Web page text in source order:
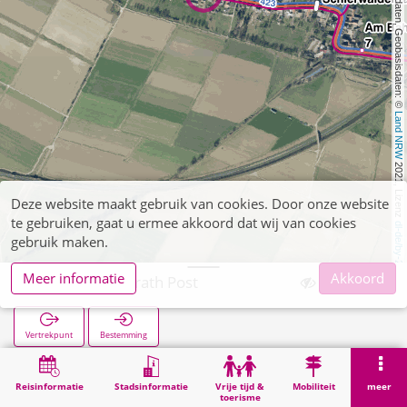
, Kartendaten, Geobasisdaten: ©
Land NRW
2021, Lizenz
dl-de/by-2-0
Reisinformatie Stadsinformatie
Vrije tijd &
toerisme
Mobiliteit meer
Schierwaldenrath Post
Vertrekpunt Bestemming
Zoekopracht Schierwaldenrath Post
Deze website maakt gebruik van cookies. Door onze website
te gebruiken, gaat u ermee akkoord dat wij van cookies
gebruik maken.
Meer informatie
Akkoord